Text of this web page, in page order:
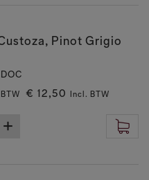
Pinot Grigio
€ 12,50 Incl. BTW